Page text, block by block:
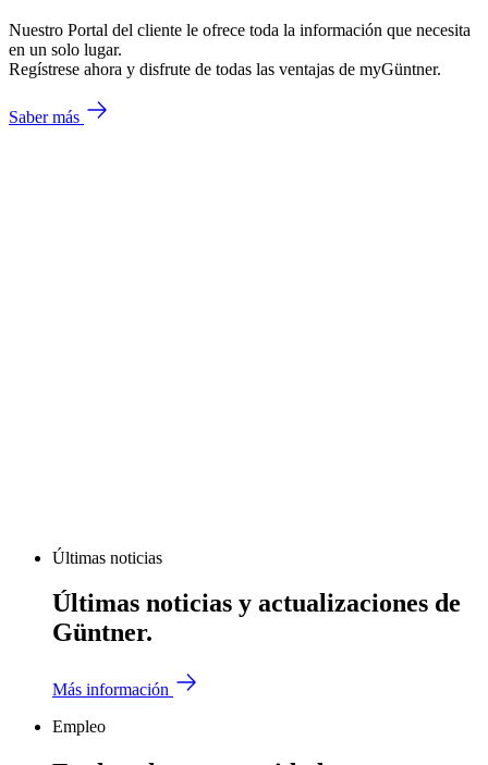
Nuestro Portal del cliente le ofrece toda la información que necesita
en un solo lugar.
Regístrese ahora y disfrute de todas las ventajas de myGüntner.
Saber más
Últimas noticias
Últimas noticias y actualizaciones de
Güntner.
Más información
Empleo